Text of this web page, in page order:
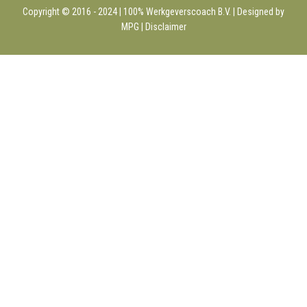
Copyright © 2016 - 2024 | 100% Werkgeverscoach B.V. | Designed by
MPG |
Disclaimer